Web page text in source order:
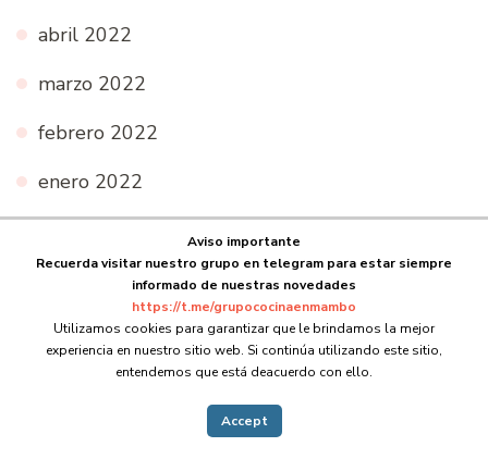
abril 2022
marzo 2022
febrero 2022
enero 2022
noviembre 2021
octubre 2021
septiembre 2021
Aviso importante
Recuerda visitar nuestro grupo en telegram para estar siempre
informado de nuestras novedades
https://t.me/grupococinaenmambo
Utilizamos cookies para garantizar que le brindamos la mejor
experiencia en nuestro sitio web. Si continúa utilizando este sitio,
entendemos que está deacuerdo con ello.
Accept